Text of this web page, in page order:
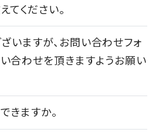
てください。
いますが、お問い合わせフォ
合わせを頂きますようお願い
きますか。